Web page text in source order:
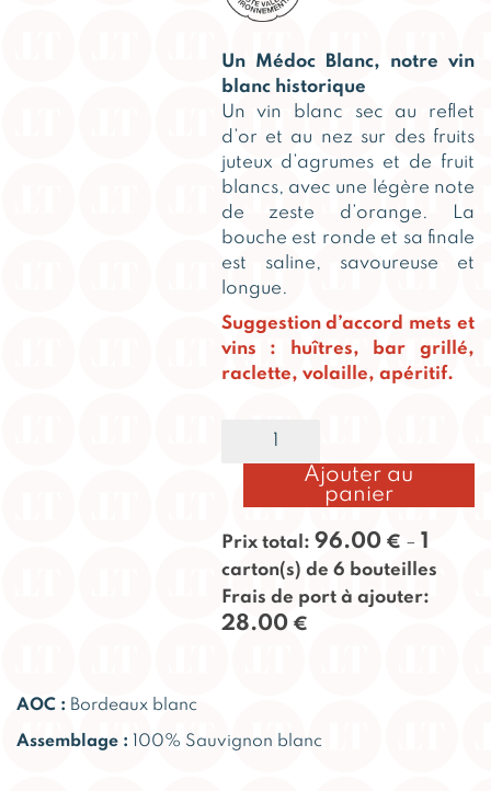
Un Médoc Blanc, notre vin
blanc historique
Un vin blanc sec au reflet
d’or et au nez sur des fruits
juteux d’agrumes et de fruit
blancs, avec une légère note
de zeste d’orange. La
bouche est ronde et sa finale
est saline, savoureuse et
longue.
Suggestion d’accord mets et
vins : huîtres, bar grillé,
raclette, volaille, apéritif.
quantité
blanc
2024
Ajouter au
panier
Prix total: 96.00€ – 1
carton(s) de 6 bouteilles
Frais de port à ajouter:
28.00€
AOC : Bordeaux blanc
Assemblage : 100% Sauvignon blanc